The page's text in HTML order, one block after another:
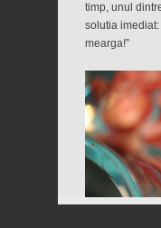
timp, unul
solutia
mearga!”